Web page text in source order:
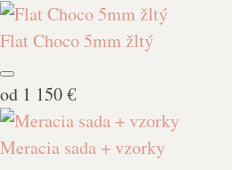
Flat Choco 5mm žltý
od 1 150 €
Meracia sada + vzorky